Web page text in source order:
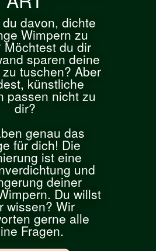
davon, dichte
Wimpern zu
Möchtest du dir
sparen deine
tuschen? Aber
künstliche
passen nicht zu
dir?
genau das
für dich! Die
ist eine
und
deiner
Du willst
wissen? Wir
gerne alle
Fragen.